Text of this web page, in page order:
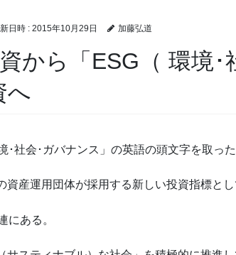
日時 : 2015年10月29日 加藤弘道
資から「ESG（ 環境
へ
･社会･ガバナンス」の英語の頭文字を取った
資産運用団体が採用する新しい投資指標とし
にある。